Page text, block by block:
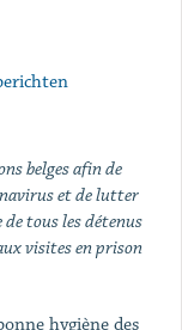
belges afin de
et de lutter
tous les détenus
visites en prison
hygiène des